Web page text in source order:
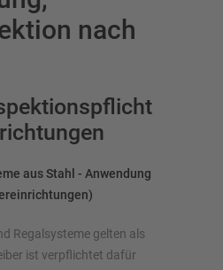
nach
aus Stahl - Anwendung
Regalsysteme gelten als
ist verpflichtet dafür